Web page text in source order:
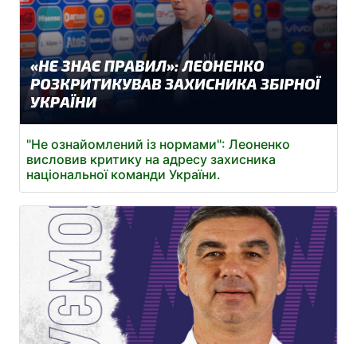
"Не ознайомлений із нормами": Леоненко
висловив критику на адресу захисника
національної команди України.